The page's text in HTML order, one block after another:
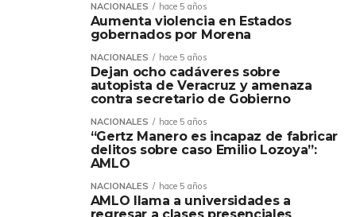
NACIONALES hace 5 años
Aumenta violencia en Estados
gobernados por Morena
NACIONALES hace 5 años
Dejan ocho cadáveres sobre
autopista de Veracruz y amenaza
contra secretario de Gobierno
NACIONALES hace 5 años
“Gertz Manero es incapaz de fabricar
delitos sobre caso Emilio Lozoya”:
AMLO
NACIONALES hace 5 años
AMLO llama a universidades a